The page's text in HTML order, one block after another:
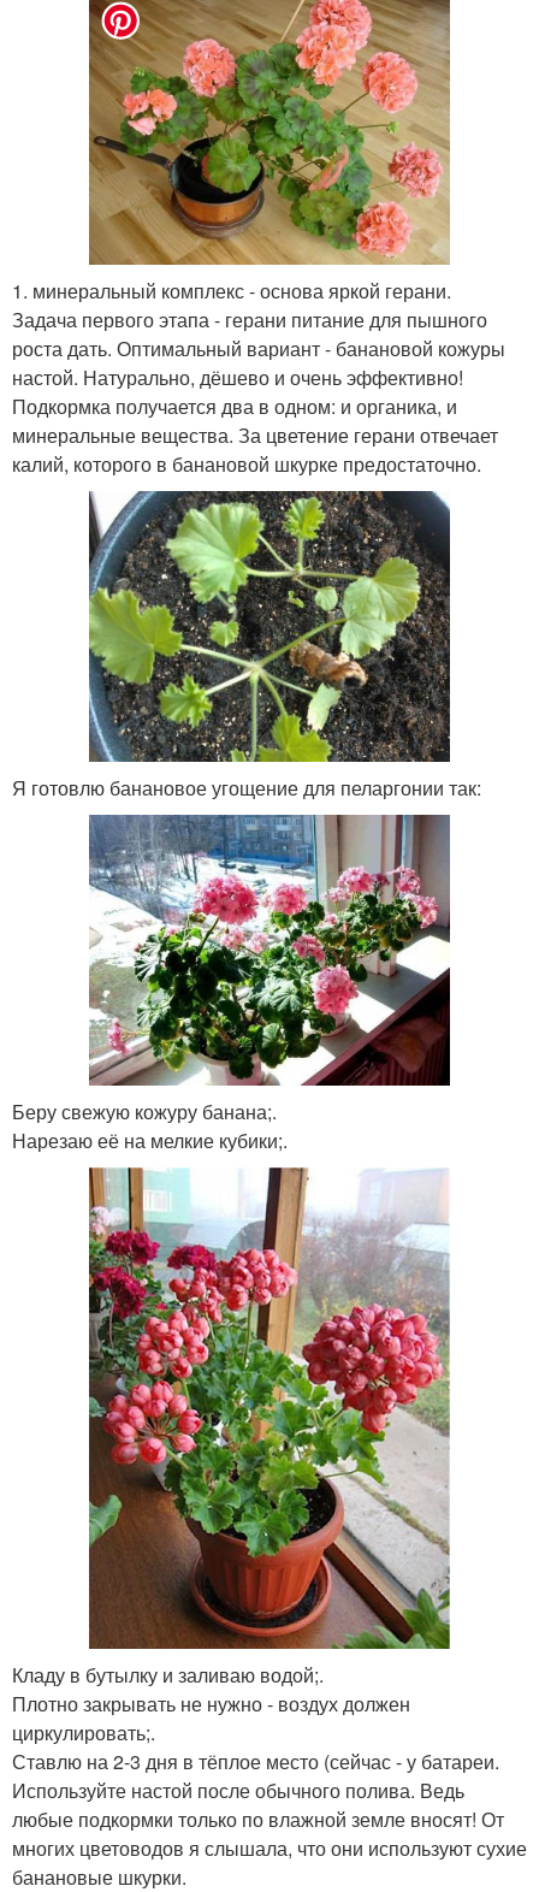
1. минеральный комплекс - основа яркой герани.
Задача первого этапа - герани питание для пышного
роста дать. Оптимальный вариант - банановой кожуры
настой. Натурально, дёшево и очень эффективно!
Подкормка получается два в одном: и органика, и
минеральные вещества. За цветение герани отвечает
калий, которого в банановой шкурке предостаточно.
Я готовлю банановое угощение для пеларгонии так:
Беру свежую кожуру банана;.
Нарезаю её на мелкие кубики;.
Кладу в бутылку и заливаю водой;.
Плотно закрывать не нужно - воздух должен
циркулировать;.
Ставлю на 2-3 дня в тёплое место (сейчас - у батареи.
Используйте настой после обычного полива. Ведь
любые подкормки только по влажной земле вносят! От
многих цветоводов я слышала, что они используют сухие
банановые шкурки.